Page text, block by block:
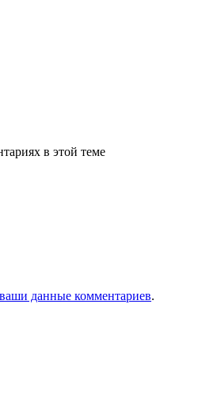
в этой теме
данные комментариев.